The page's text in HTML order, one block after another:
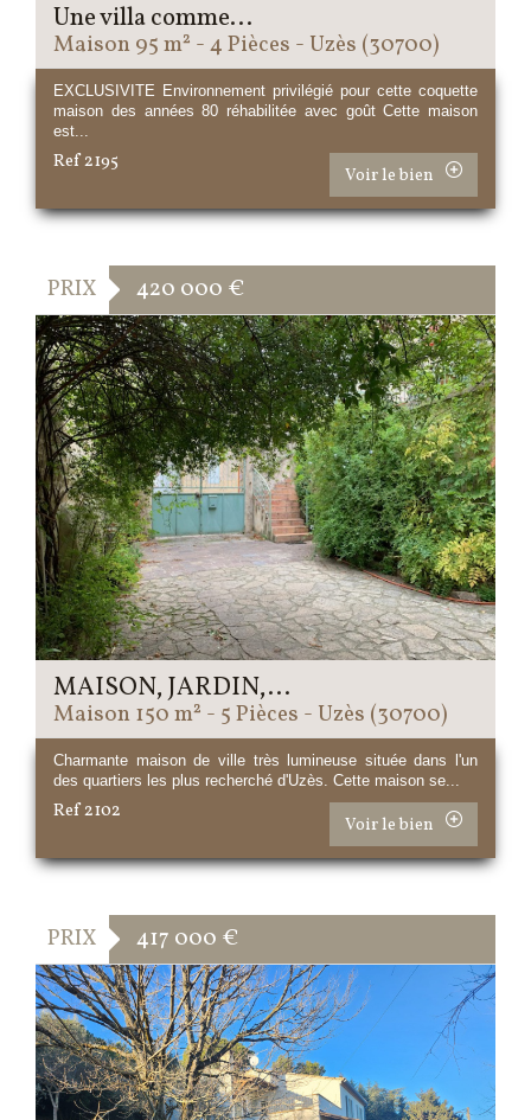
Une villa comme...
Maison 95 m² - 4 Pièces - Uzès (30700)
EXCLUSIVITE Environnement privilégié pour cette coquette
maison des années 80 réhabilitée avec goût Cette maison
est...
Ref 2195
Voir le bien
PRIX 420 000 €
MAISON, JARDIN,...
Maison 150 m² - 5 Pièces - Uzès (30700)
Charmante maison de ville très lumineuse située dans l'un
des quartiers les plus recherché d'Uzès. Cette maison se...
Ref 2102
Voir le bien
PRIX 417 000 €